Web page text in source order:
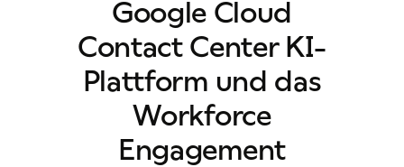
Google Cloud
Contact Center KI-
Plattform und das
Workforce
Engagement